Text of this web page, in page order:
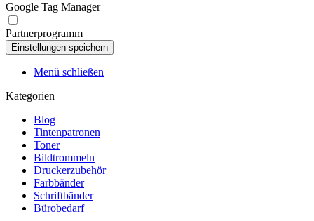
Google Tag Manager
Partnerprogramm
Menü schließen
Kategorien
Blog
Tintenpatronen
Toner
Bildtrommeln
Druckerzubehör
Farbbänder
Schriftbänder
Bürobedarf